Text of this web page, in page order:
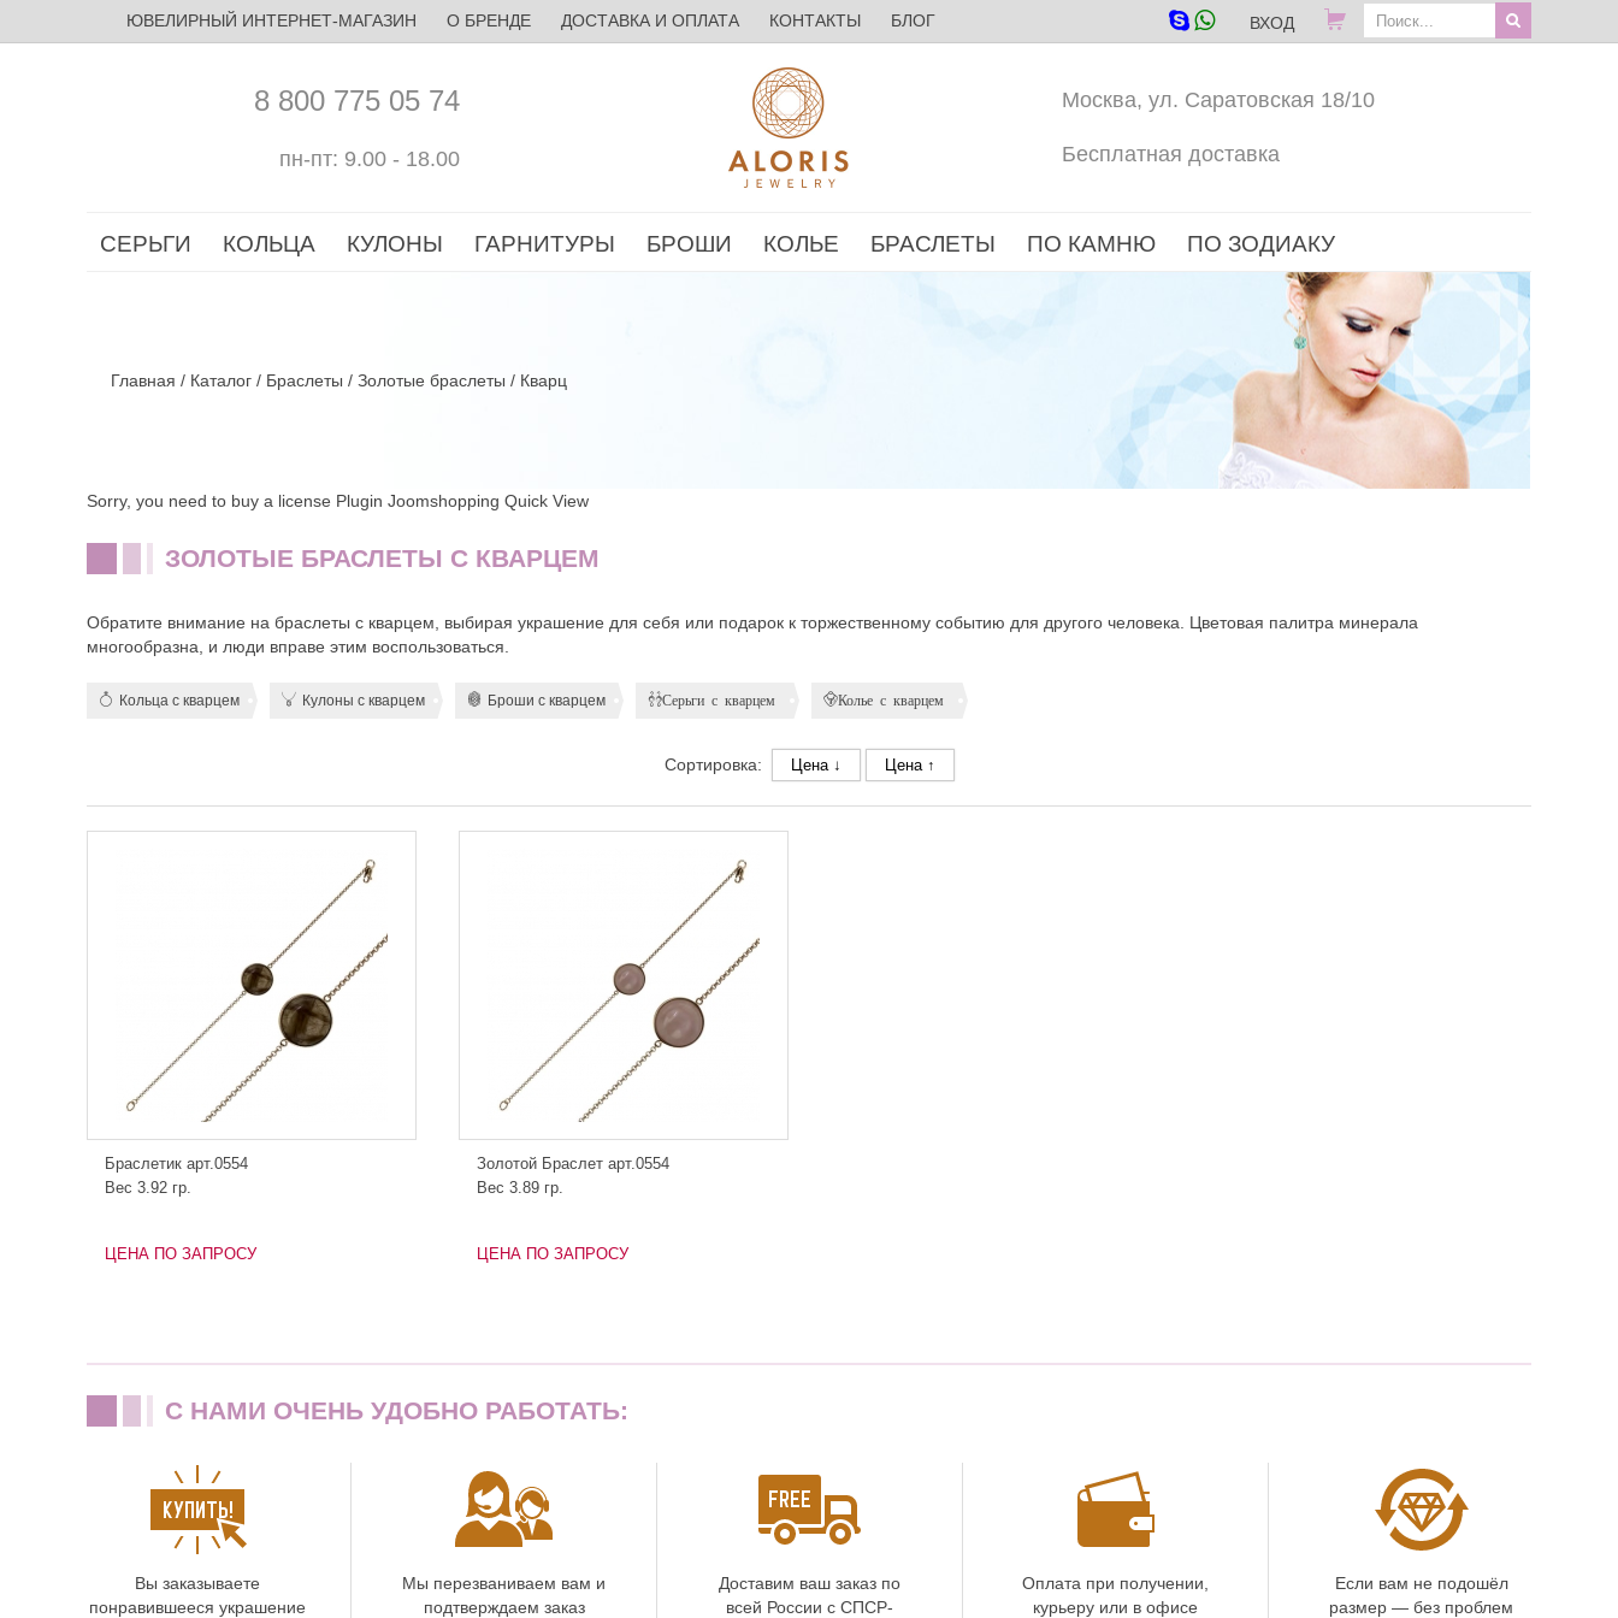
ЮВЕЛИРНЫЙ ИНТЕРНЕТ-МАГАЗИН О БРЕНДЕ ДОСТАВКА И ОПЛАТА КОНТАКТЫ БЛОГ ВХОД
8 800 775 05 74
пн-пт: 9.00 - 18.00
Москва, ул. Саратовская 18/10
Бесплатная доставка
СЕРЬГИ КОЛЬЦА КУЛОНЫ ГАРНИТУРЫ БРОШИ КОЛЬЕ БРАСЛЕТЫ ПО КАМНЮ ПО ЗОДИАКУ
Главная / Каталог / Браслеты / Золотые браслеты / Кварц
Sorry, you need to buy a license Plugin Joomshopping Quick View
ЗОЛОТЫЕ БРАСЛЕТЫ С КВАРЦЕМ
Обратите внимание на браслеты с кварцем, выбирая украшение для себя или подарок к торжественному событию для другого человека. Цветовая палитра минерала
многообразна, и люди вправе этим воспользоваться.
Кольца с кварцем Кулоны с кварцем Броши с кварцем Серьги с кварцем Колье с кварцем
Сортировка: Цена ↓ Цена ↑
Браслетик арт.0554
Вес 3.92 гр.
ЦЕНА ПО ЗАПРОСУ
Золотой Браслет арт.0554
Вес 3.89 гр.
ЦЕНА ПО ЗАПРОСУ
C НАМИ ОЧЕНЬ УДОБНО РАБОТАТЬ:
Вы заказываете
понравившееся украшение
Мы перезваниваем вам и
подтверждаем заказ
Доставим ваш заказ по
всей России с СПСР-
Оплата при получении,
курьеру или в офисе
Если вам не подошёл
размер — без проблем